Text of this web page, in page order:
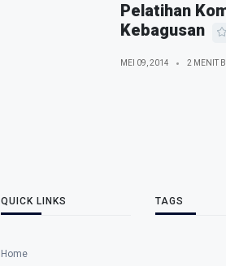
Pelatihan
Kebagusan
MEI 09, 2014 2 MENIT
QUICK LINKS
Home
TAGS